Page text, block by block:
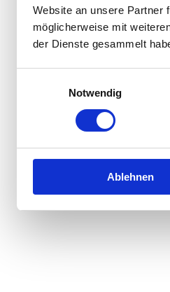
Website an unsere Partner
möglicherweise mit
der Dienste gesammelt
Notwendig
Ablehnen
Application error: aclient-